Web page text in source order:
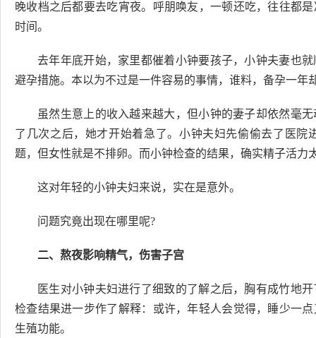
晚收档之后都要去吃宵夜。呼朋唤友，一顿还吃，往往都
时间。
去年年底开始，家里都催着小钟要孩子，小钟夫妻也
避孕措施。本以为不过是一件容易的事情，谁料，备孕一年
虽然生意上的收入越来越大，但小钟的妻子却依然毫
了几次之后，她才开始着急了。小钟夫妇先偷偷去了医
题，但女性就是不排卵。而小钟检查的结果，确实精子活力
这对年轻的小钟夫妇来说，实在是意外。
问题究竟出现在哪里呢?
二、熬夜影响精气，伤害子宫
医生对小钟夫妇进行了细致的了解之后，胸有成竹地
检查结果进一步作了解释：或许，年轻人会觉得，睡少一
生殖功能。